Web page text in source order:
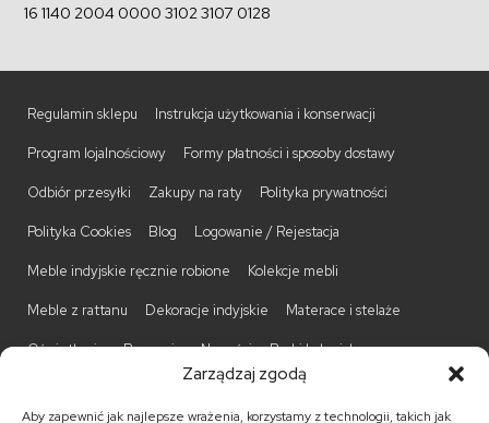
Zarządzaj zgodą
Aby zapewnić jak najlepsze wrażenia, korzystamy z technologii, takich jak
16 1140 2004 0000 3102 3107 0128
Regulamin sklepu Instrukcja użytkowania i konserwacji
Program lojalnościowy Formy płatności i sposoby dostawy
Odbiór przesyłki Zakupy na raty Polityka prywatności
Polityka Cookies Blog Logowanie / Rejestacja
Meble indyjskie ręcznie robione Kolekcje mebli
Meble z rattanu Dekoracje indyjskie Materace i stelaże
Oświetlenie Promocje Nowości Barki kolonialne
Komody kolonialne Krzesła kolonialne